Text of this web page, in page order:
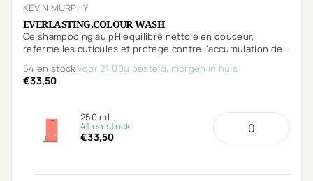
KEVIN MURPHY
EVERLASTING.COLOUR WASH
Ce shampooing au pH équilibré nettoie en douceur,
referme les cuticules et protège contre l’accumulation de
votre couleur plus longtemps.
54 en stockvoor 21:00u besteld, morgen in huis
€33,50
250 ml
41 en stock
€33,50